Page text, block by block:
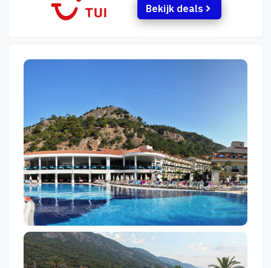
Bekijk deals